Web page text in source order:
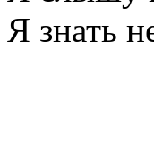
Я знать